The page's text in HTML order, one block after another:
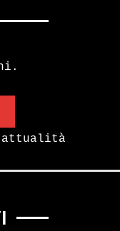
attualità